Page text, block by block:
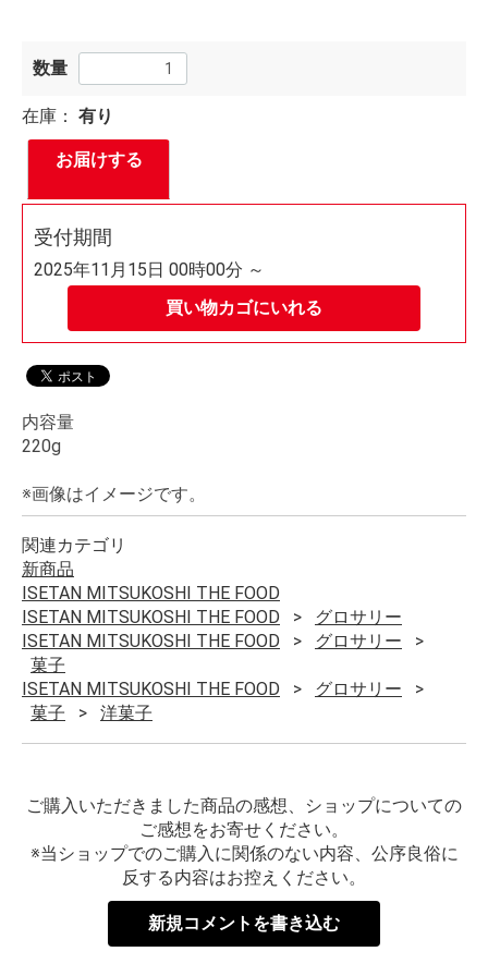
数量
在庫： 有り
お届けする
買い物カゴにいれる
受付期間
2025年11月15日 00時00分 ～
内容量
220g
※画像はイメージです。
関連カテゴリ
新商品
ISETAN MITSUKOSHI THE FOOD
ISETAN MITSUKOSHI THE FOOD
グロサリー
ISETAN MITSUKOSHI THE FOOD
グロサリー
菓子
ISETAN MITSUKOSHI THE FOOD
グロサリー
菓子
洋菓子
ご購入いただきました商品の感想、ショップについての
ご感想をお寄せください。
※当ショップでのご購入に関係のない内容、公序良俗に
反する内容はお控えください。
新規コメントを書き込む